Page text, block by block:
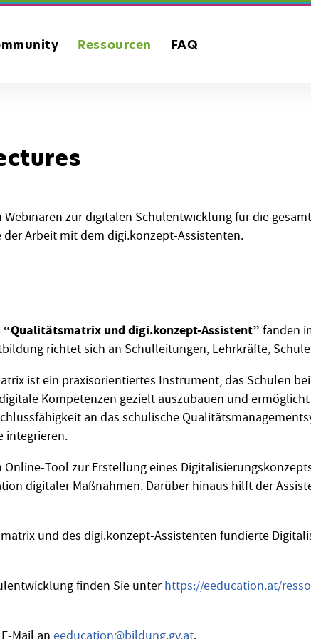
Ressourcen FAQ
zur digitalen Schulentwicklung für die
Arbeit mit dem digi.konzept-Assistenten.
“Qualitätsmatrix und digi.konzept-Assistent” fanden
richtet sich an Schulleitungen, Lehrkräfte,
ist ein praxisorientiertes Instrument, das Schulen
Kompetenzen gezielt auszubauen und
an das schulische
integrieren.
Tool zur Erstellung eines
digitaler Maßnahmen. Darüber hinaus hilft der
und des digi.konzept-Assistenten fundierte
finden Sie unterhttps://eeducation.at/
Mail an eeducation@bildung.gv.at.